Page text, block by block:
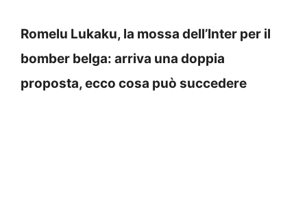
Romelu Lukaku, la mossa dell’Inter per il
bomber belga: arriva una doppia
proposta, ecco cosa può succedere